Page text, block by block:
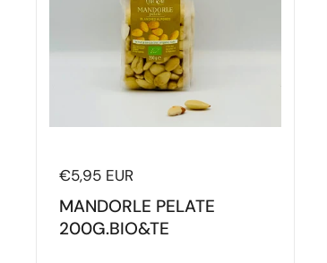
Prezzo di listino
€5,95 EUR
MANDORLE PELATE
200G.BIO&TE